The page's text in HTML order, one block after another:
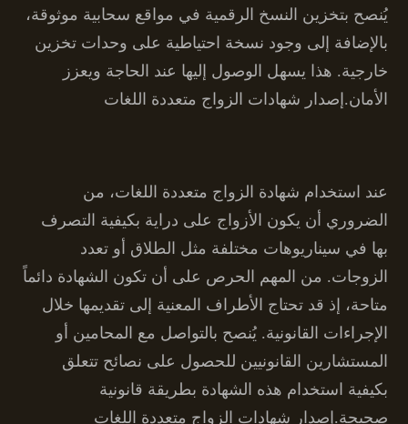
يُنصح بتخزين النسخ الرقمية في مواقع سحابية موثوقة،
بالإضافة إلى وجود نسخة احتياطية على وحدات تخزين
خارجية. هذا يسهل الوصول إليها عند الحاجة ويعزز
الأمان.إصدار شهادات الزواج متعددة اللغات
عند استخدام شهادة الزواج متعددة اللغات، من
الضروري أن يكون الأزواج على دراية بكيفية التصرف
بها في سيناريوهات مختلفة مثل الطلاق أو تعدد
الزوجات. من المهم الحرص على أن تكون الشهادة دائماً
متاحة، إذ قد تحتاج الأطراف المعنية إلى تقديمها خلال
الإجراءات القانونية. يُنصح بالتواصل مع المحامين أو
المستشارين القانونيين للحصول على نصائح تتعلق
بكيفية استخدام هذه الشهادة بطريقة قانونية
صحيحة.إصدار شهادات الزواج متعددة اللغات